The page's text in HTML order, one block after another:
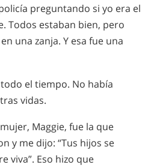
preguntando si yo era el
Todos estaban bien, pero
una zanja. Y esa fue una
el tiempo. No había
vidas.
Maggie, fue la que
y me dijo: “Tus hijos se
viva”. Eso hizo que